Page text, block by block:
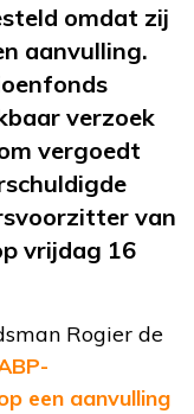
omdat zij
aanvulling.
verzoek
vergoedt
van
vrijdag 16
Rogier de
een aanvulling